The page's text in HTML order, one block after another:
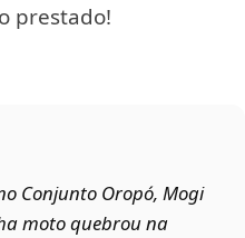
prestado!
Conjunto Oropó, Mogi
moto quebrou na